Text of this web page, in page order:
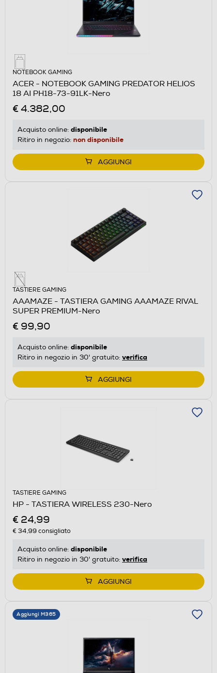
NOTEBOOK GAMING
ACER - NOTEBOOK GAMING PREDATOR HELIOS
18 AI PH18-73-91LK-Nero
€ 4.382,00
Acquisto online: disponibile
Ritiro in negozio: non disponibile
AGGIUNGI
TASTIERE GAMING
AAAMAZE - TASTIERA GAMING AAAMAZE RIVAL
SUPER PREMIUM-Nero
€ 99,90
Acquisto online: disponibile
Ritiro in negozio in 30' gratuito: verifica
AGGIUNGI
TASTIERE GAMING
HP - TASTIERA WIRELESS 230-Nero
€ 24,99
€ 34,99 consigliato
Acquisto online: disponibile
Ritiro in negozio in 30' gratuito: verifica
AGGIUNGI
Aggiungi M365